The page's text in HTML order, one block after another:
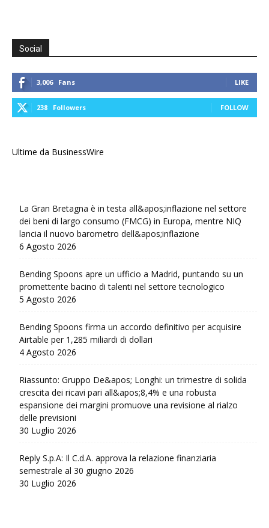
Social
3,006 Fans LIKE
238 Followers FOLLOW
Ultime da BusinessWire
La Gran Bretagna è in testa all&apos;inflazione nel settore
dei beni di largo consumo (FMCG) in Europa, mentre NIQ
lancia il nuovo barometro dell&apos;inflazione
6 Agosto 2026
Bending Spoons apre un ufficio a Madrid, puntando su un
promettente bacino di talenti nel settore tecnologico
5 Agosto 2026
Bending Spoons firma un accordo definitivo per acquisire
Airtable per 1,285 miliardi di dollari
4 Agosto 2026
Riassunto: Gruppo De&apos; Longhi: un trimestre di solida
crescita dei ricavi pari all&apos;8,4% e una robusta
espansione dei margini promuove una revisione al rialzo
delle previsioni
30 Luglio 2026
Reply S.p.A: Il C.d.A. approva la relazione finanziaria
semestrale al 30 giugno 2026
30 Luglio 2026